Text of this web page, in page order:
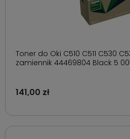
Toner do Oki C510 C511 C530
zamiennik 44469804 Black 5
141,00 zł